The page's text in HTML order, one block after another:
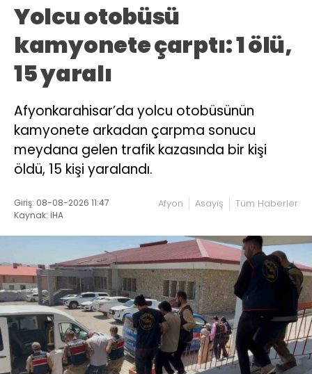
Yolcu otobüsü
kamyonete çarptı: 1 ölü,
15 yaralı
Afyonkarahisar’da yolcu otobüsünün
kamyonete arkadan çarpma sonucu
meydana gelen trafik kazasında bir kişi
öldü, 15 kişi yaralandı.
Giriş: 08-08-2026 11:47
Kaynak: İHA
Afyon Asayiş Tüm Haberler